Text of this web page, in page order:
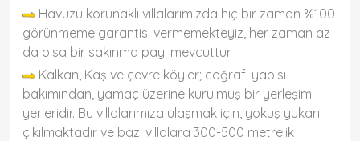
Havuzu korunaklı villalarımızda hiç bir zaman %100
görünmeme garantisi vermemekteyiz, her zaman az
da olsa bir sakınma payı mevcuttur.
Kalkan, Kaş ve çevre köyler; coğrafi yapısı
bakımından, yamaç üzerine kurulmuş bir yerleşim
yerleridir. Bu villalarımıza ulaşmak için, yokuş yukarı
çıkılmaktadır ve bazı villalara 300-500 metrelik